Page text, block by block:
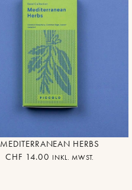
MEDITERRANEAN HERBS
CHF 14.00 INKL. MWST.